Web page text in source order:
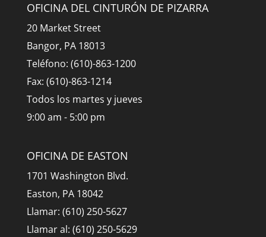
OFICINA DEL CINTURÓN DE PIZARRA
20 Market Street
Bangor, PA 18013
Teléfono: (610)-863-1200
Fax: (610)-863-1214
Todos los martes y jueves
9:00 am - 5:00 pm
OFICINA DE EASTON
1701 Washington Blvd.
Easton, PA 18042
Llamar: (610) 250-5627
Llamar al: (610) 250-5629